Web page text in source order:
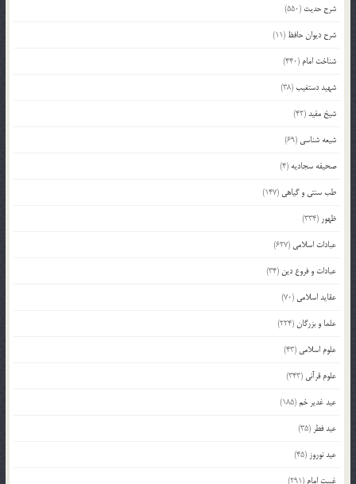
شرح حدیث (550)
شرح دیوان حافظ (11)
شناخت امام (440)
شهید دستغیب(38)
شیخ مفید(42)
شیعه شناسی (69)
صحیفه سجادیه (4)
طب سنتی و گیاهی (147)
ظهور (334)
عبادات اسلامی (627)
عبادات و فروع دین (34)
عقاید اسلامی (70)
علما و بزرگان (224)
علوم اسلامی (43)
علوم قرآنی (343)
عید غدیر خم(185)
عید فطر (35)
عید نوروز (45)
غیبت امام (291)